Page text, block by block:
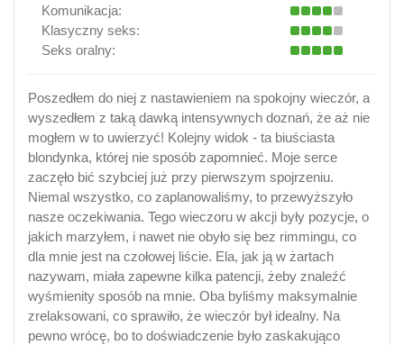
Komunikacja:
Klasyczny seks:
Seks oralny:
Poszedłem do niej z nastawieniem na spokojny wieczór, a
wyszedłem z taką dawką intensywnych doznań, że aż nie
mogłem w to uwierzyć! Kolejny widok - ta biuściasta
blondynka, której nie sposób zapomnieć. Moje serce
zaczęło bić szybciej już przy pierwszym spojrzeniu.
Niemal wszystko, co zaplanowaliśmy, to przewyższyło
nasze oczekiwania. Tego wieczoru w akcji były pozycje, o
jakich marzyłem, i nawet nie obyło się bez rimmingu, co
dla mnie jest na czołowej liście. Ela, jak ją w żartach
nazywam, miała zapewne kilka patencji, żeby znaleźć
wyśmienity sposób na mnie. Oba byliśmy maksymalnie
zrelaksowani, co sprawiło, że wieczór był idealny. Na
pewno wrócę, bo to doświadczenie było zaskakująco